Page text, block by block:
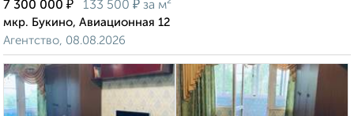
7 300 000 ₽ 133 500 ₽ за м²
мкр. Букино, Авиационная 12
Агентство, 08.08.2026